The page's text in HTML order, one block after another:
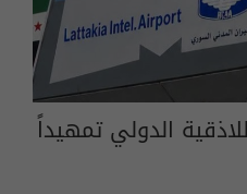
الدولي تمهيداً